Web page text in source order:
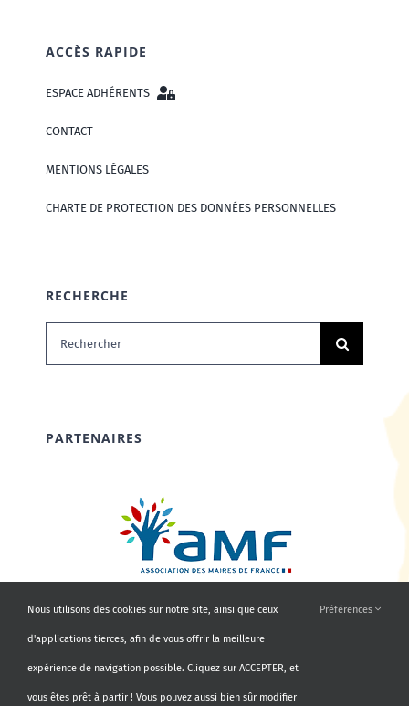
ACCÈS RAPIDE
ESPACE ADHÉRENTS
CONTACT
MENTIONS LÉGALES
CHARTE DE PROTECTION DES DONNÉES PERSONNELLES
RECHERCHE
Rechercher:
PARTENAIRES
Nous utilisons des cookies sur notre site, ainsi que ceux
d'applications tierces, afin de vous offrir la meilleure
expérience de navigation possible. Cliquez sur ACCEPTER, et
vous êtes prêt à partir ! Vous pouvez aussi bien sûr modifier
Préférences